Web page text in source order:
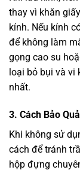
thay vì khăn
kính. Nếu kính
để không làm
gọng cao su
loại bỏ bụi và
nhất.
3. Cách Bảo
Khi không sử
cách để tránh
hộp đựng